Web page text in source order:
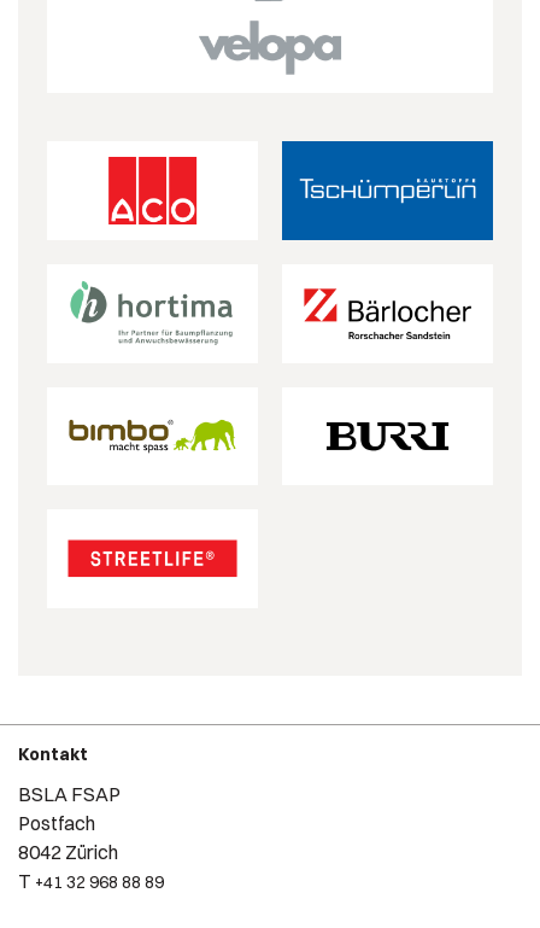
Kontakt
BSLA FSAP
Postfach
8042 Zürich
T +41 32 968 88 89